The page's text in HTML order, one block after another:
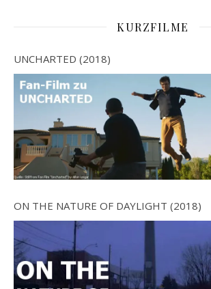
KURZFILME
UNCHARTED (2018)
ON THE NATURE OF DAYLIGHT (2018)